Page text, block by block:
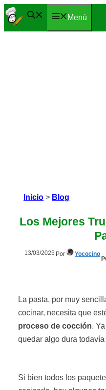
Saltar
al
Menú
Inicio > Blog
Los Mejores
13/03/2025 Por Yococino
La pasta, por muy
cocinar, necesita que
proceso de cocción.
quedar algo dura
Si bien todos los